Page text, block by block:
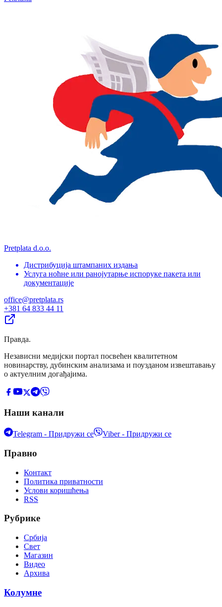
Pretplata d.o.o.
Дистрибуција штампаних издања
Услуга ноћне или ранојутарње испоруке пакета или
документације
office@pretplata.rs
+381 64 833 44 11
Правда.
Независни медијски портал посвећен квалитетном
новинарству, дубинским анализама и поузданом извештавању
о актуелним догађајима.
Наши канали
Telegram - Придружи се Viber - Придружи се
Правно
Контакт
Политика приватности
Услови коришћења
RSS
Рубрике
Србија
Свет
Магазин
Видео
Архива
Колумне